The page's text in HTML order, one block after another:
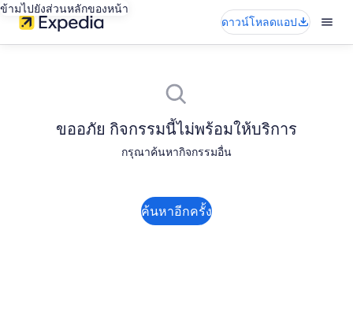
ข้ามไปยังส่วนหลักของหน้า
ดาวน์โหลดแอป
ขออภัย กิจกรรมนี้ไม่พร้อมให้บริการ
กรุณาค้นหากิจกรรมอื่น
ค้นหาอีกครั้ง